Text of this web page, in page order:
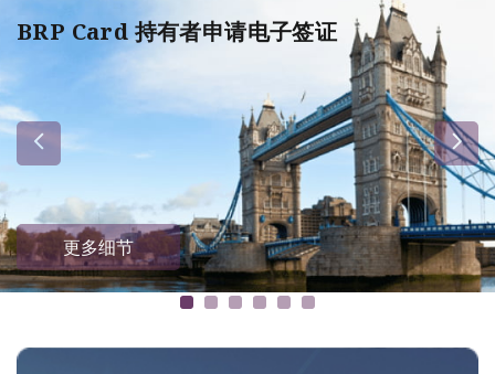
BRP Card 持有者申请电子签证
更多细节